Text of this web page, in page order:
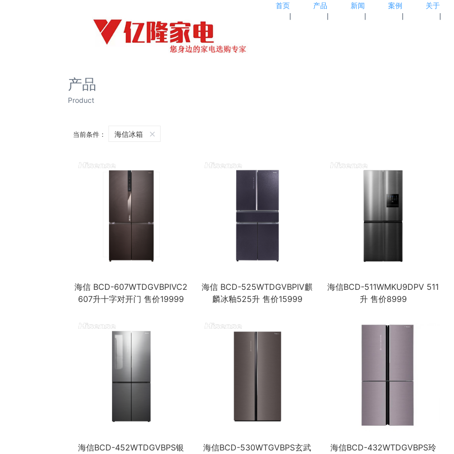
首页 产品 新闻 案例 关于
产品
Product
当前条件： 海信冰箱
海信 BCD-607WTDGVBPIVC2
607升十字对开门 售价19999
海信 BCD-525WTDGVBPIV麒
麟冰釉525升 售价15999
海信BCD-511WMKU9DPV 511
升 售价8999
海信BCD-452WTDGVBPS银 海信BCD-530WTGVBPS玄武 海信BCD-432WTDGVBPS玲